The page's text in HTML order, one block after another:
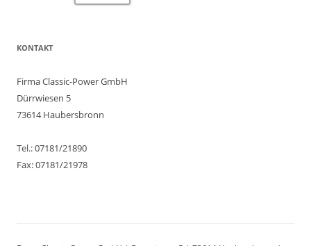
KONTAKT
Firma Classic-Power GmbH
Dürrwiesen 5
73614 Haubersbronn
Tel.: 07181/21890
Fax: 07181/21978